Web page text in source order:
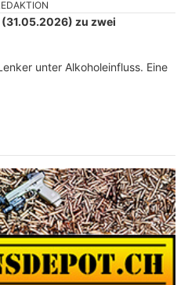
zu zwei
unter Alkoholeinfluss. Eine